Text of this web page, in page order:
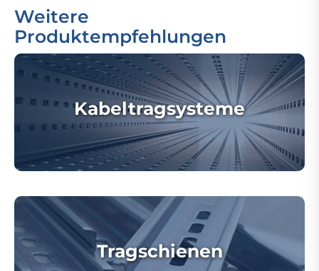
Weitere
Produktempfehlungen
Kabeltragsysteme
Tragschienen